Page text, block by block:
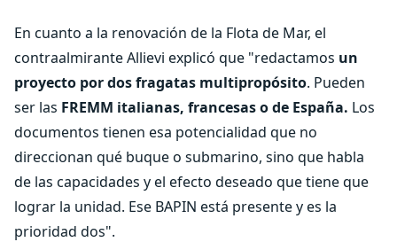
En cuanto a la renovación de la Flota de Mar, el
contraalmirante Allievi explicó que "redactamos un
proyecto por dos fragatas multipropósito. Pueden
ser las FREMM italianas, francesas o de España. Los
documentos tienen esa potencialidad que no
direccionan qué buque o submarino, sino que habla
de las capacidades y el efecto deseado que tiene que
lograr la unidad. Ese BAPIN está presente y es la
prioridad dos".